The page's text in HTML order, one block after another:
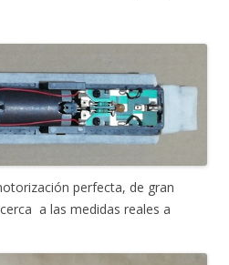
perfecta, de gran
a las medidas reales a